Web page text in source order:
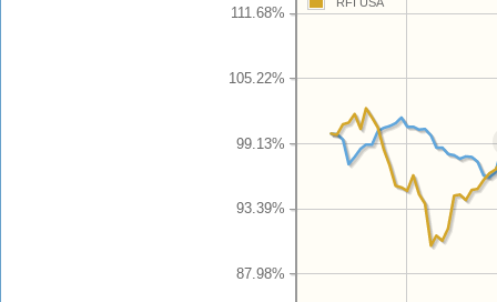
87.98%
93.39%
99.13%
105.22%
111.68%